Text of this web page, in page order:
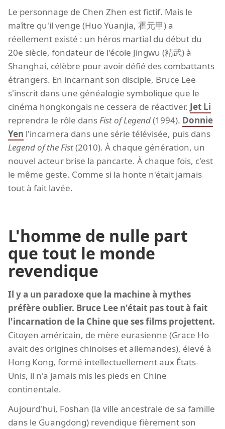
Le personnage de Chen Zhen est fictif. Mais le
maître qu'il venge (Huo Yuanjia, 霍元甲) a
réellement existé : un héros martial du début du
20e siècle, fondateur de l'école Jingwu (精武) à
Shanghai, célèbre pour avoir défié des combattants
étrangers. En incarnant son disciple, Bruce Lee
s'inscrit dans une généalogie symbolique que le
cinéma hongkongais ne cessera de réactiver. Jet Li
reprendra le rôle dansFist of Legend(1994). Donnie
Yen l'incarnera dans une série télévisée, puis dans
Legend of the Fist(2010). À chaque génération, un
nouvel acteur brise la pancarte. À chaque fois, c'est
le même geste. Comme si la honte n'était jamais
tout à fait lavée.
L'homme de nulle part
que tout le monde
revendique
Il y a un paradoxe que la machine à mythes
préfère oublier. Bruce Lee n'était pas tout à fait
l'incarnation de la Chine que ses films projettent.
Citoyen américain, de mère eurasienne (Grace Ho
avait des origines chinoises et allemandes), élevé à
Hong Kong, formé intellectuellement aux États-
Unis, il n'a jamais mis les pieds en Chine
continentale.
Aujourd'hui, Foshan (la ville ancestrale de sa famille
dans le Guangdong) revendique fièrement son